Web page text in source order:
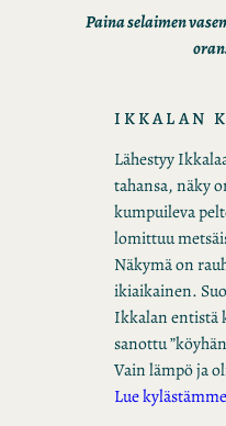
Paina selaimen
IKKALAN
Lähestyy
tahansa, näky
kumpuileva
lomittuu
Näkymä on
ikiaikainen.
Ikkalan entistä
sanottu
Vain lämpö ja
Lue